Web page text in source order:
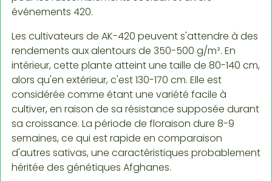
événements 420.
Les cultivateurs de AK-420 peuvent s'attendre à des
rendements aux alentours de 350-500 g/m². En
intérieur, cette plante atteint une taille de 80-140 cm,
alors qu'en extérieur, c'est 130-170 cm. Elle est
considérée comme étant une variété facile à
cultiver, en raison de sa résistance supposée durant
sa croissance. La période de floraison dure 8-9
semaines, ce qui est rapide en comparaison
d'autres sativas, une caractéristiques probablement
héritée des génétiques Afghanes.